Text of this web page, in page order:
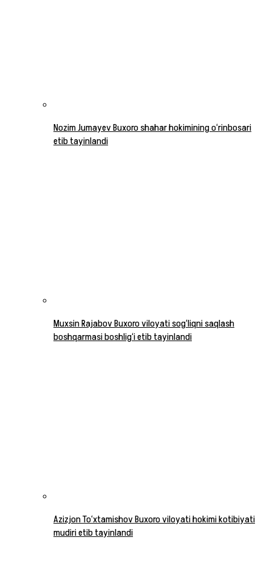
Nozim Jumayev Buxoro shahar hokimining o‘rinbosari
etib tayinlandi
Muxsin Rajabov Buxoro viloyati sog‘liqni saqlash
boshqarmasi boshlig‘i etib tayinlandi
Azizjon To‘xtamishov Buxoro viloyati hokimi kotibiyati
mudiri etib tayinlandi